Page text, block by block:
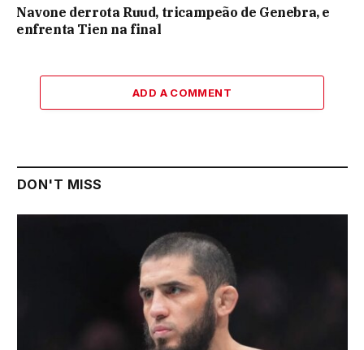
Navone derrota Ruud, tricampeão de Genebra, e
enfrenta Tien na final
ADD A COMMENT
DON'T MISS